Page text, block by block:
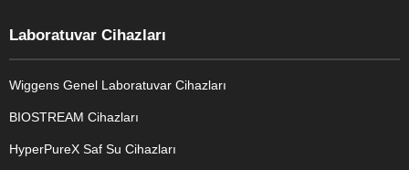
Laboratuvar Cihazları
Wiggens Genel Laboratuvar Cihazları
BIOSTREAM Cihazları
HyperPureX Saf Su Cihazları